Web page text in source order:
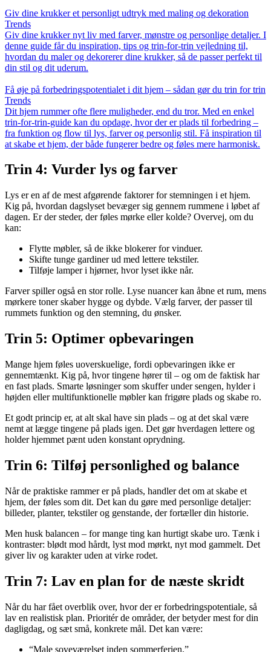
Giv dine krukker et personligt udtryk med maling og dekoration
Trends
Giv dine krukker nyt liv med farver, mønstre og personlige detaljer. I
denne guide får du inspiration, tips og trin-for-trin vejledning til,
hvordan du maler og dekorerer dine krukker, så de passer perfekt til
din stil og dit uderum.
Få øje på forbedringspotentialet i dit hjem – sådan gør du trin for trin
Trends
Dit hjem rummer ofte flere muligheder, end du tror. Med en enkel
trin-for-trin-guide kan du opdage, hvor der er plads til forbedring –
fra funktion og flow til lys, farver og personlig stil. Få inspiration til
at skabe et hjem, der både fungerer bedre og føles mere harmonisk.
Trin 4: Vurder lys og farver
Lys er en af de mest afgørende faktorer for stemningen i et hjem.
Kig på, hvordan dagslyset bevæger sig gennem rummene i løbet af
dagen. Er der steder, der føles mørke eller kolde? Overvej, om du
kan:
Flytte møbler, så de ikke blokerer for vinduer.
Skifte tunge gardiner ud med lettere tekstiler.
Tilføje lamper i hjørner, hvor lyset ikke når.
Farver spiller også en stor rolle. Lyse nuancer kan åbne et rum, mens
mørkere toner skaber hygge og dybde. Vælg farver, der passer til
rummets funktion og den stemning, du ønsker.
Trin 5: Optimer opbevaringen
Mange hjem føles uoverskuelige, fordi opbevaringen ikke er
gennemtænkt. Kig på, hvor tingene hører til – og om de faktisk har
en fast plads. Smarte løsninger som skuffer under sengen, hylder i
højden eller multifunktionelle møbler kan frigøre plads og skabe ro.
Et godt princip er, at alt skal have sin plads – og at det skal være
nemt at lægge tingene på plads igen. Det gør hverdagen lettere og
holder hjemmet pænt uden konstant oprydning.
Trin 6: Tilføj personlighed og balance
Når de praktiske rammer er på plads, handler det om at skabe et
hjem, der føles som dit. Det kan du gøre med personlige detaljer:
billeder, planter, tekstiler og genstande, der fortæller din historie.
Men husk balancen – for mange ting kan hurtigt skabe uro. Tænk i
kontraster: blødt mod hårdt, lyst mod mørkt, nyt mod gammelt. Det
giver liv og karakter uden at virke rodet.
Trin 7: Lav en plan for de næste skridt
Når du har fået overblik over, hvor der er forbedringspotentiale, så
lav en realistisk plan. Prioritér de områder, der betyder mest for din
dagligdag, og sæt små, konkrete mål. Det kan være:
“Male soveværelset inden sommerferien.”